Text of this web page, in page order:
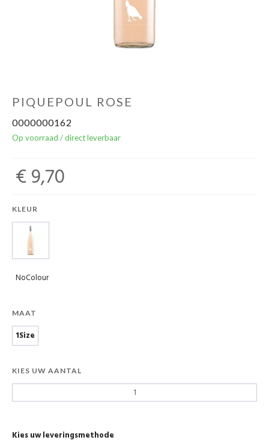
Geels Witteke De Maan's Jenever
PIQUEPOUL ROSE
0000000162
Op voorraad / direct leverbaar
€ 9,70
KLEUR
NoColour
MAAT
1Size
KIES UW AANTAL
Kies uw leveringsmethode